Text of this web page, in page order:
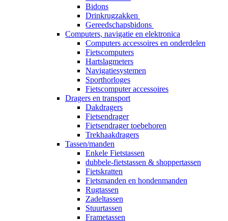
Bidons
Drinkrugzakken
Gereedschapsbidons
Computers, navigatie en elektronica
Computers accessoires en onderdelen
Fietscomputers
Hartslagmeters
Navigatiesystemen
Sporthorloges
Fietscomputer accessoires
Dragers en transport
Dakdragers
Fietsendrager
Fietsendrager toebehoren
Trekhaakdragers
Tassen/manden
Enkele Fietstassen
dubbele-fietstassen & shoppertassen
Fietskratten
Fietsmanden en hondenmanden
Rugtassen
Zadeltassen
Stuurtassen
Frametassen